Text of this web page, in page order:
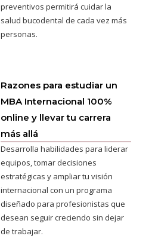
preventivos permitirá cuidar la
salud bucodental de cada vez más
personas.
Razones para estudiar un
MBA Internacional 100%
online y llevar tu carrera
más allá
Desarrolla habilidades para liderar
equipos, tomar decisiones
estratégicas y ampliar tu visión
internacional con un programa
diseñado para profesionistas que
desean seguir creciendo sin dejar
de trabajar.